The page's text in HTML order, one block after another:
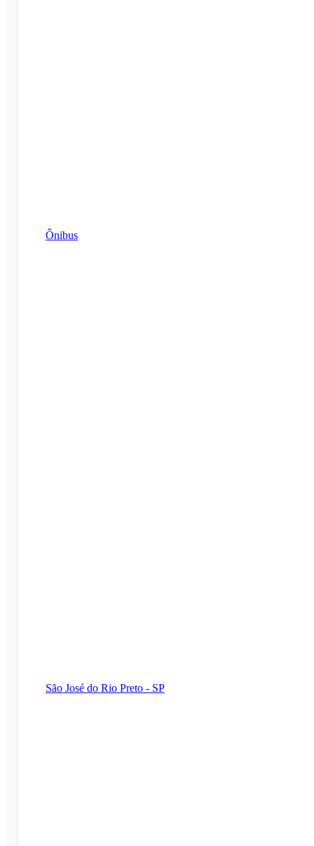
Ônibus
São José do Rio Preto - SP